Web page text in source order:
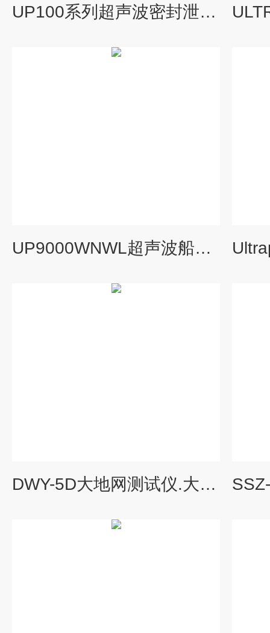
UP100系列超声波密封泄漏检测仪.车辆船舶飞机检漏仪
UP9000WNWL超声波船舶舱盖测漏仪.水密门.风雨气密性
DWY-5D大地网测试仪.大型地网接地电阻测量仪